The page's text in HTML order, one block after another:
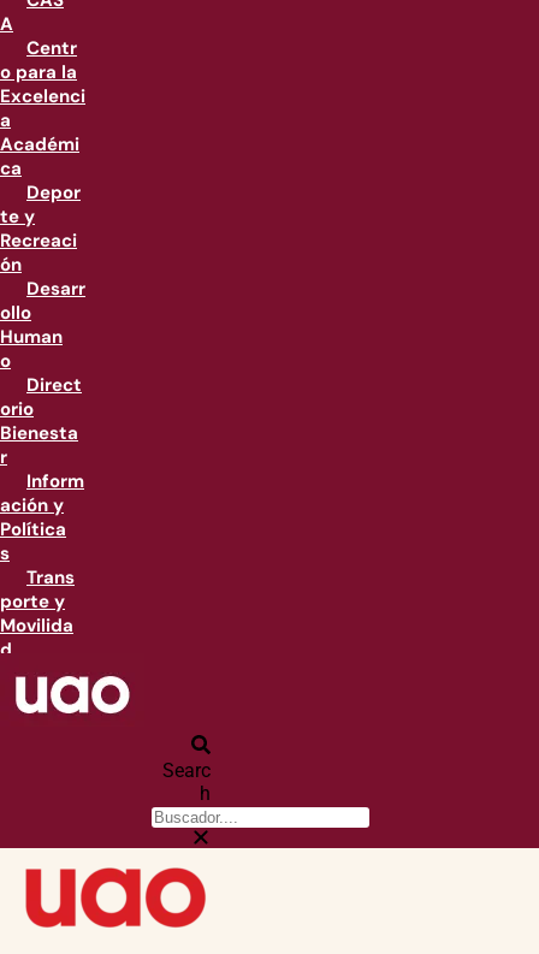
A
Centr
o para la
Excelenci
a
Académi
ca
Depor
te y
Recreaci
ón
Desarr
ollo
Human
o
Direct
orio
Bienesta
r
Inform
ación y
Política
s
Trans
porte y
Movilida
d
Searc
h